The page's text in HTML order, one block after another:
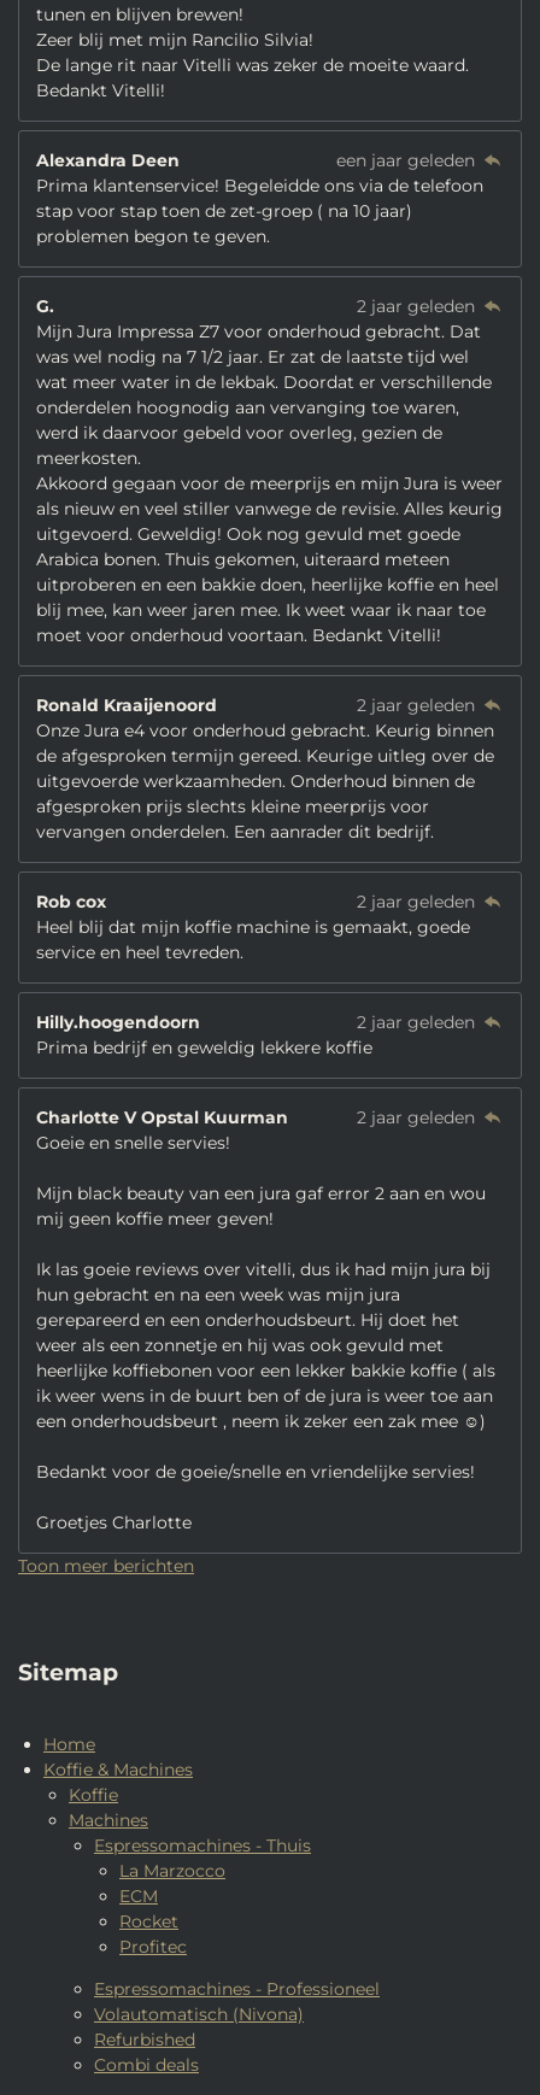
tunen en blijven brewen!
Zeer blij met mijn Rancilio Silvia!
De lange rit naar Vitelli was zeker de moeite waard.
Bedankt Vitelli!
Alexandra Deen
een jaar geleden
Prima klantenservice! Begeleidde ons via de telefoon
stap voor stap toen de zet-groep ( na 10 jaar)
problemen begon te geven.
G.
2 jaar geleden
Mijn Jura Impressa Z7 voor onderhoud gebracht. Dat
was wel nodig na 7 1/2 jaar. Er zat de laatste tijd wel
wat meer water in de lekbak. Doordat er verschillende
onderdelen hoognodig aan vervanging toe waren,
werd ik daarvoor gebeld voor overleg, gezien de
meerkosten.
Akkoord gegaan voor de meerprijs en mijn Jura is weer
als nieuw en veel stiller vanwege de revisie. Alles keurig
uitgevoerd. Geweldig! Ook nog gevuld met goede
Arabica bonen. Thuis gekomen, uiteraard meteen
uitproberen en een bakkie doen, heerlijke koffie en heel
blij mee, kan weer jaren mee. Ik weet waar ik naar toe
moet voor onderhoud voortaan. Bedankt Vitelli!
Ronald Kraaijenoord
2 jaar geleden
Onze Jura e4 voor onderhoud gebracht. Keurig binnen
de afgesproken termijn gereed. Keurige uitleg over de
uitgevoerde werkzaamheden. Onderhoud binnen de
afgesproken prijs slechts kleine meerprijs voor
vervangen onderdelen. Een aanrader dit bedrijf.
Rob cox
2 jaar geleden
Heel blij dat mijn koffie machine is gemaakt, goede
service en heel tevreden.
Hilly.hoogendoorn
2 jaar geleden
Prima bedrijf en geweldig lekkere koffie
Charlotte V Opstal Kuurman
2 jaar geleden
Goeie en snelle servies!
Mijn black beauty van een jura gaf error 2 aan en wou
mij geen koffie meer geven!
Ik las goeie reviews over vitelli, dus ik had mijn jura bij
hun gebracht en na een week was mijn jura
gerepareerd en een onderhoudsbeurt. Hij doet het
weer als een zonnetje en hij was ook gevuld met
heerlijke koffiebonen voor een lekker bakkie koffie ( als
ik weer wens in de buurt ben of de jura is weer toe aan
een onderhoudsbeurt , neem ik zeker een zak mee ☺️)
Bedankt voor de goeie/snelle en vriendelijke servies!
Groetjes Charlotte
Toon meer berichten
Sitemap
Home
Koffie & Machines
Koffie
Machines
Espressomachines - Thuis
La Marzocco
ECM
Rocket
Profitec
Espressomachines - Professioneel
Volautomatisch (Nivona)
Refurbished
Combi deals